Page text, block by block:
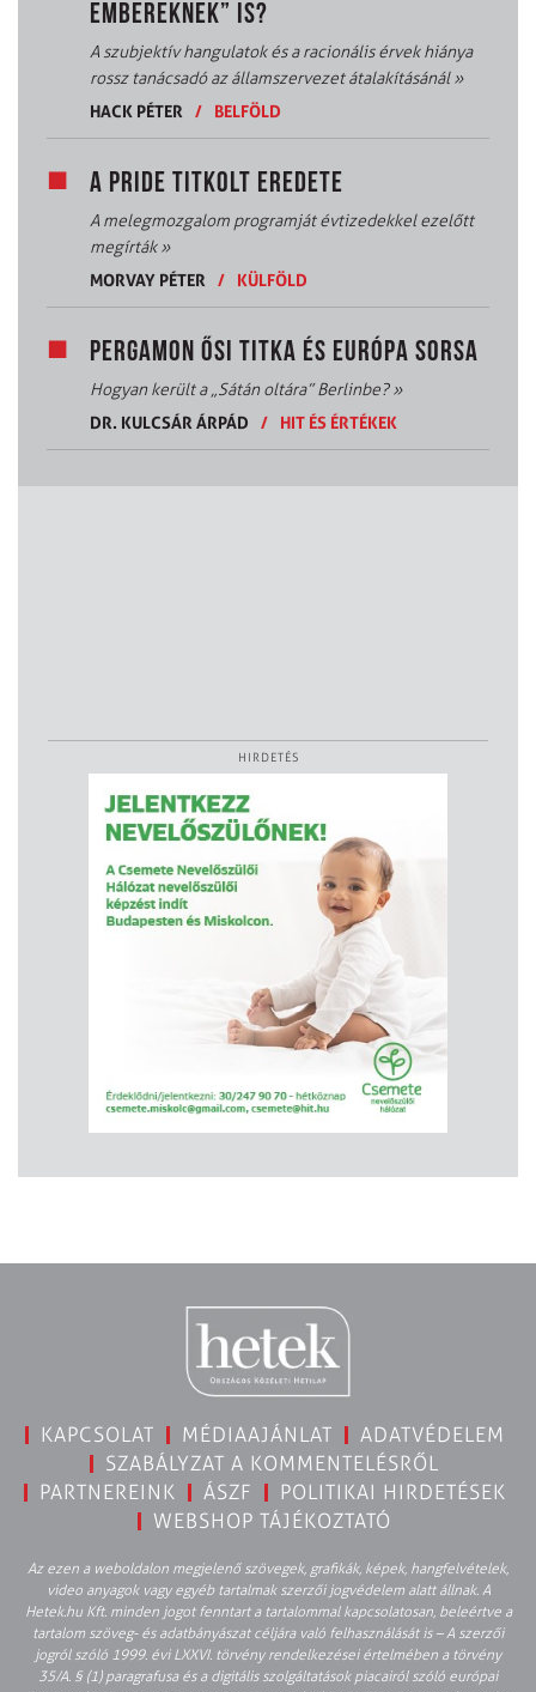
EMBEREKNEK” IS?
A szubjektív hangulatok és a racionális érvek hiánya
rossz tanácsadó az államszervezet átalakításánál»
HACK PÉTER
/ BELFÖLD
A PRIDE TITKOLT EREDETE
A melegmozgalom programját évtizedekkel ezelőtt
megírták»
MORVAY PÉTER
/ KÜLFÖLD
PERGAMON ŐSI TITKA ÉS EURÓPA SORSA
Hogyan került a „Sátán oltára” Berlinbe?»
DR. KULCSÁR ÁRPÁD
/ HIT ÉS ÉRTÉKEK
HIRDETÉS
KAPCSOLAT MÉDIAAJÁNLAT
ADATVÉDELEM
SZABÁLYZAT A KOMMENTELÉSRŐL
PARTNEREINK
ÁSZF
POLITIKAI HIRDETÉSEK
WEBSHOP TÁJÉKOZTATÓ
Az ezen a weboldalon megjelenő szövegek, grafikák, képek, hangfelvételek,
video anyagok vagy egyéb tartalmak szerzői jogvédelem alatt állnak. A
Hetek.hu Kft. minden jogot fenntart a tartalommal kapcsolatosan, beleértve a
tartalom szöveg- és adatbányászat céljára való felhasználását is – A szerzői
jogról szóló 1999. évi LXXVI. törvény rendelkezései értelmében a törvény
35/A. § (1) paragrafusa és a digitális szolgáltatások piacairól szóló európai